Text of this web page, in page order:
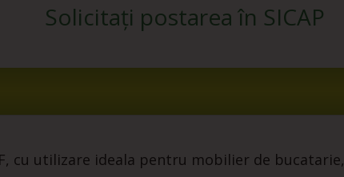
Solicitați postarea în SICAP
cu utilizare ideala pentru mobilier de